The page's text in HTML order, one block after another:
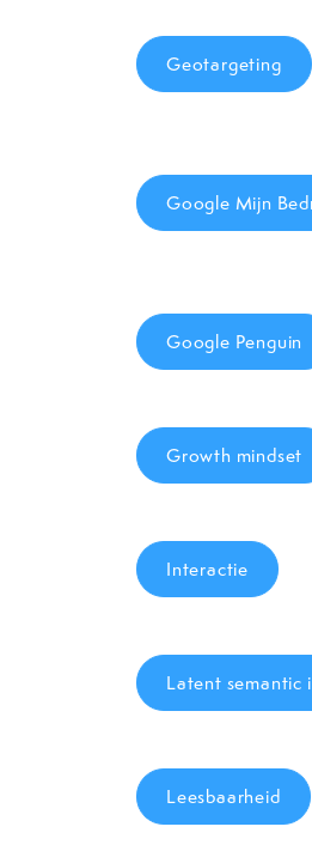
Geotargeting
Google Mijn
Google Penguin
Growth mindset
Interactie
Latent semantic
Leesbaarheid